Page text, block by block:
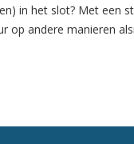
in het slot? Met een
op andere manieren